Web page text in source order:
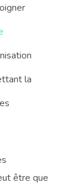
la
être que